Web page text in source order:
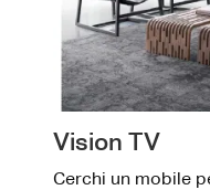
Vision TV
Cerchi un mobile